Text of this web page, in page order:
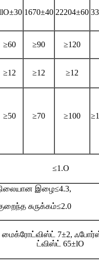
1670±40 22204±60
≥60 ≥90 ≥120
≥12 ≥12 ≥12
≥50 ≥70 ≥100
≤1.O
இழை≤4.3,
சுருக்கம்≤2.0
மைக்ரோட்விஸ்ட் 7±2,
ட்விஸ்ட் 65±lO